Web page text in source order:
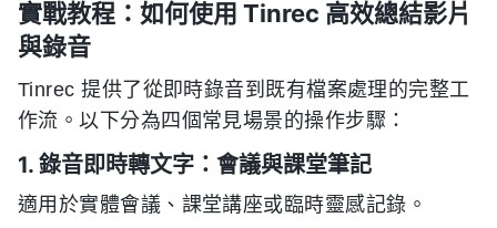
實戰教程：如何使用 Tinrec 高效總結影片
與錄音
Tinrec 提供了從即時錄音到既有檔案處理的完整工
作流。以下分為四個常見場景的操作步驟：
1. 錄音即時轉文字：會議與課堂筆記
適用於實體會議、課堂講座或臨時靈感記錄。